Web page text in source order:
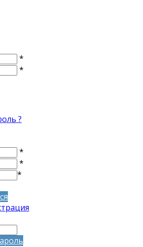
*
*
?
*
*
*